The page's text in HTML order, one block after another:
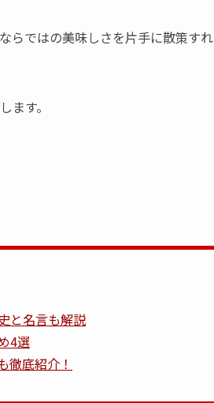
らではの美味しさを片手に散策すれ
ます。
と名言も解説
4選
徹底紹介！